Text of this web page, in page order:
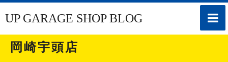
toggle
UP GARAGE SHOP BLOG
岡崎宇頭店